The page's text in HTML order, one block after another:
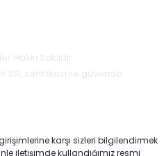
Hakkı Saklıdır.
SSL sertifikası ile güvende.
karşı sizleri bilgilendirmek
iletişimde kullandığımız resmi